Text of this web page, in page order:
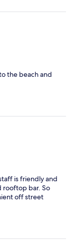
the beach and
is friendly and
rooftop bar. So
off street